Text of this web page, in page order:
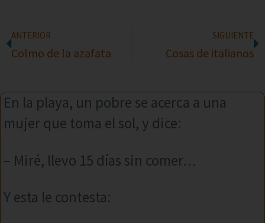
ANTERIOR
Colmo de la azafata
SIGUIENTE
Cosas de italianos
En la playa, un pobre se acerca a una
mujer que toma el sol, y dice:
– Miré, llevo 15 días sin comer…
Y esta le contesta: